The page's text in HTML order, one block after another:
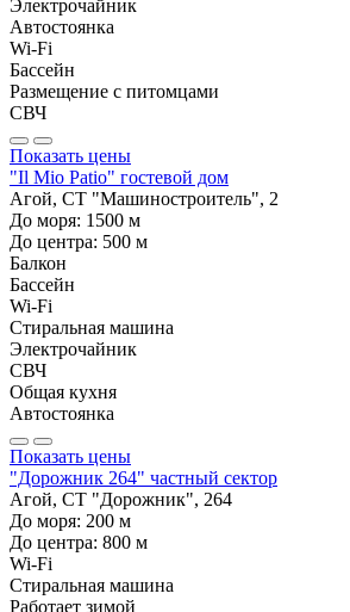
Электрочайник
Автостоянка
Wi-Fi
Бассейн
Размещение с питомцами
СВЧ
Показать цены
"Il Mio Patio" гостевой дом
Агой, СТ "Машиностроитель", 2
До моря: 1500 м
До центра: 500 м
Балкон
Бассейн
Wi-Fi
Стиральная машина
Электрочайник
СВЧ
Общая кухня
Автостоянка
Показать цены
"Дорожник 264" частный сектор
Агой, СТ "Дорожник", 264
До моря: 200 м
До центра: 800 м
Wi-Fi
Стиральная машина
Работает зимой